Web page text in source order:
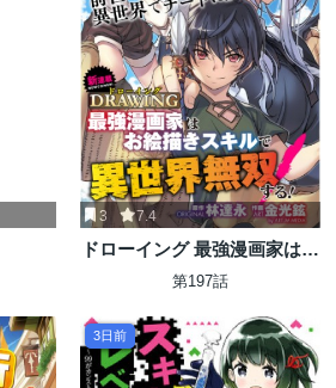
3 7.4
ドローイング 最強漫画家はお
絵かきスキルで異世界無双す
第197話
3日前